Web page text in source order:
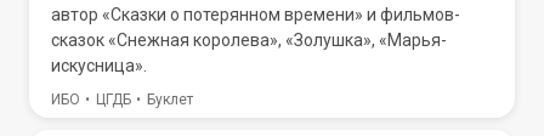
автор «Сказки о потерянном времени» и фильмов-
сказок «Снежная королева», «Золушка», «Марья-
искусница».
ИБО ЦГДБ Буклет